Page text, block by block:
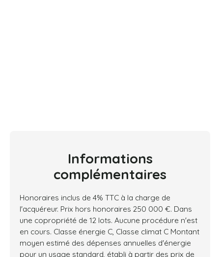
Informations
complémentaires
Honoraires inclus de 4% TTC à la charge de
l'acquéreur. Prix hors honoraires 250 000 €. Dans
une copropriété de 12 lots. Aucune procédure n'est
en cours. Classe énergie C, Classe climat C Montant
moyen estimé des dépenses annuelles d'énergie
pour un usage standard, établi à partir des prix de